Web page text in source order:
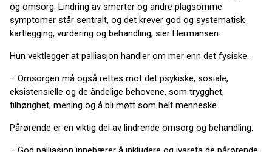
og omsorg. Lindring av smerter og andre plagsomme
symptomer står sentralt, og det krever god og systematisk
kartlegging, vurdering og behandling, sier Hermansen.
Hun vektlegger at palliasjon handler om mer enn det fysiske.
– Omsorgen må også rettes mot det psykiske, sosiale,
eksistensielle og de åndelige behovene, som trygghet,
tilhørighet, mening og å bli møtt som helt menneske.
Pårørende er en viktig del av lindrende omsorg og behandling.